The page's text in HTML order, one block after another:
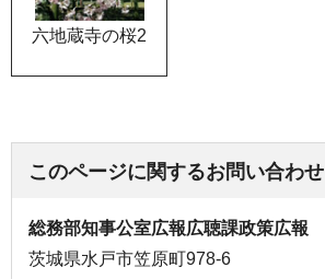
六地蔵寺の桜2
このページに関するお問い合わせ
総務部知事公室広報広聴課政策広報
茨城県水戸市笠原町978-6